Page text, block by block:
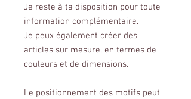
Je reste à ta disposition pour toute
information complémentaire.
Je peux également créer des
articles sur mesure, en termes de
couleurs et de dimensions.
Le positionnement des motifs peut